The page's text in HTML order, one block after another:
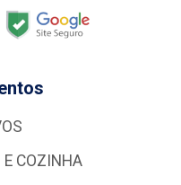
E COZINHA